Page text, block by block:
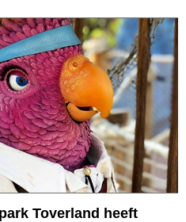
Toverland heeft